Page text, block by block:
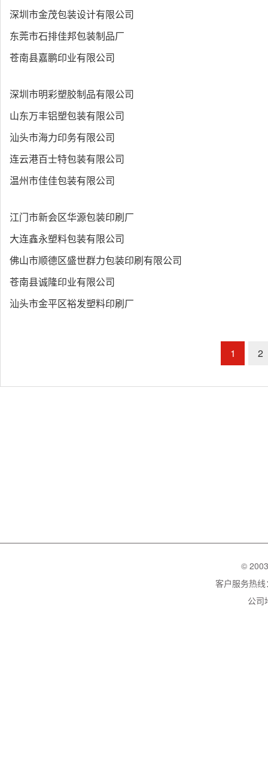
深圳市金茂包装设计有限公司
东莞市石排佳邦包装制品厂
苍南县嘉鹏印业有限公司
深圳市明彩塑胶制品有限公司
山东万丰铝塑包装有限公司
汕头市海力印务有限公司
连云港百士特包装有限公司
温州市佳佳包装有限公司
江门市新会区华源包装印刷厂
大连鑫永塑料包装有限公司
佛山市顺德区盛世群力包装印刷有限公司
苍南县诚隆印业有限公司
汕头市金平区裕发塑料印刷厂
1 2
©
客户服务热
公司